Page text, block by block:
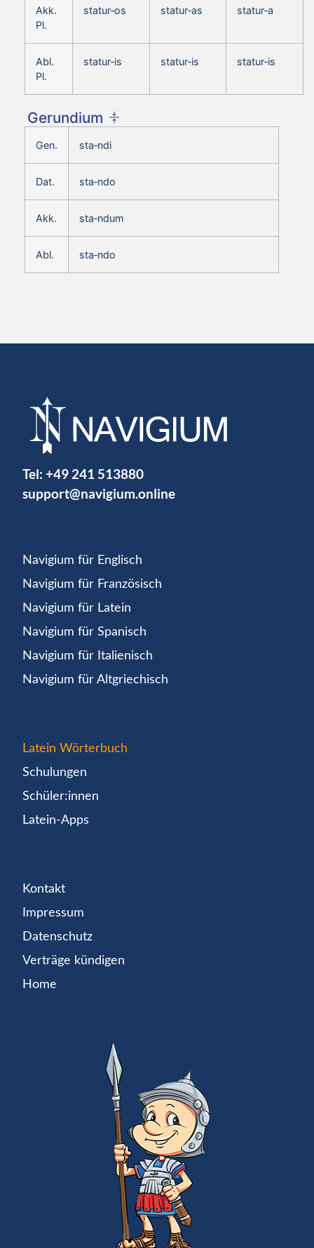
Akk.
Pl.
statur‑os statur‑as statur‑a
Abl.
Pl.
statur‑is statur‑is statur‑is
Gerundium
Gen. sta‑ndi
Dat. sta‑ndo
Akk. sta‑ndum
Abl. sta‑ndo
Tel: +49 241 513880
support@navigium.online
Navigium für Englisch
Navigium für Französisch
Navigium für Latein
Navigium für Spanisch
Navigium für Italienisch
Navigium für Altgriechisch
Latein Wörterbuch
Schulungen
Schüler:innen
Latein-Apps
Kontakt
Impressum
Datenschutz
Verträge kündigen
Home